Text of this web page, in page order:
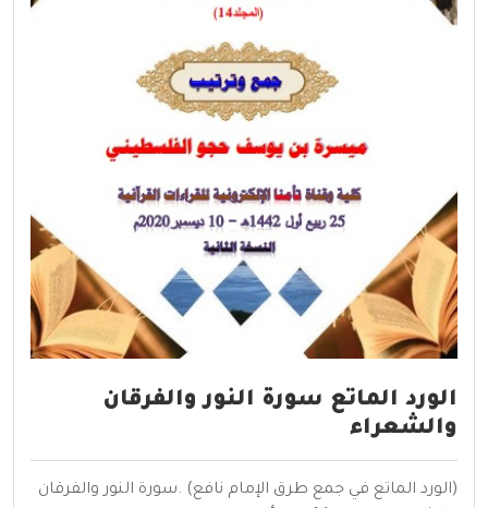
الورد الماتع سورة النور والفرقان
والشعراء
(الورد الماتع في جمع طرق الإمام نافع) .سورة النور والفرقان